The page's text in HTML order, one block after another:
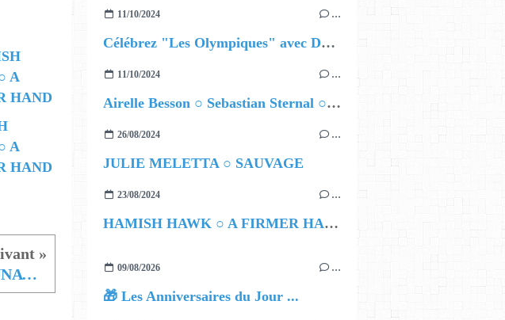
A
HAND
HORS CIRCUIT ~ RUNAWAY with feat. Jeremy Fox-Revett
11/10/2024 …
Célébrez "Les Olympiques" avec DVTR !
11/10/2024 …
Airelle Besson ○ Sebastian Sternal ○ Jonas Burgwinkel
26/08/2024 …
JULIE MELETTA ○ SAUVAGE
23/08/2024 …
HAMISH HAWK ○ A FIRMER HAND
09/08/2026 …
🎁 Les Anniversaires du Jour ...